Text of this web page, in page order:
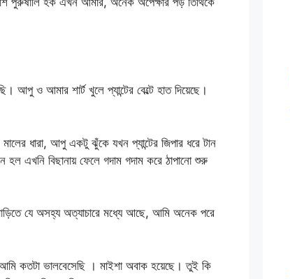
ও আমার শার্ট খুলে প্যান্টের বেল্টে হাত দিয়েছে।
ধারা, আপু একটু ঝুঁকে যখন প্যান্টের জিপার ধরে টান
হল এখনি বিছানায় ফেলে গদাম গদাম করে ঠাপানো শুরু
যে অসহ্য অত্যাচারে মধ্যে আছে, আমি অনেক পরে
কতটা ভালবেসেছি । মাইশা অবাক হয়েছে। তুই কি